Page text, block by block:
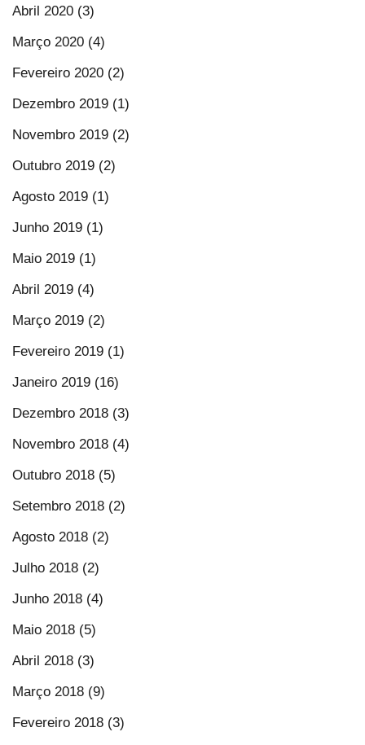
Abril 2020 (3)
Março 2020 (4)
Fevereiro 2020 (2)
Dezembro 2019 (1)
Novembro 2019 (2)
Outubro 2019 (2)
Agosto 2019 (1)
Junho 2019 (1)
Maio 2019 (1)
Abril 2019 (4)
Março 2019 (2)
Fevereiro 2019 (1)
Janeiro 2019 (16)
Dezembro 2018 (3)
Novembro 2018 (4)
Outubro 2018 (5)
Setembro 2018 (2)
Agosto 2018 (2)
Julho 2018 (2)
Junho 2018 (4)
Maio 2018 (5)
Abril 2018 (3)
Março 2018 (9)
Fevereiro 2018 (3)